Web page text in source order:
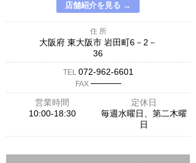
店舗紹介を見る →
住 所
大阪府 東大阪市 岩田町6－2－
36
TEL 072-962-6601
FAX ─────
営業時間
定休日
10:00-18:30
毎週水曜日、第二木曜
日